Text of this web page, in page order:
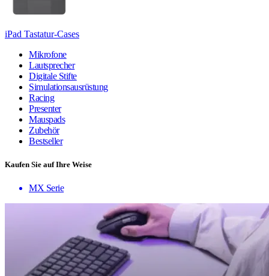
iPad Tastatur-Cases
Mikrofone
Lautsprecher
Digitale Stifte
Simulationsausrüstung
Racing
Presenter
Mauspads
Zubehör
Bestseller
Kaufen Sie auf Ihre Weise
MX Serie